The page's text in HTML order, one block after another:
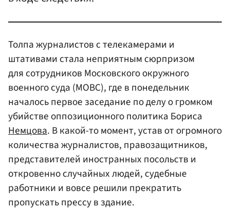
Толпа журналистов с телекамерами и
штативами стала неприятным сюрпризом
для сотрудников Московского окружного
военного суда (МОВС), где в понедельник
началось первое заседание по делу о громком
убийстве оппозиционного политика Бориса
Немцова. В какой-то момент, устав от огромного
количества журналистов, правозащитников,
представителей иностранных посольств и
откровенно случайных людей, судебные
работники и вовсе решили прекратить
пропускать прессу в здание.